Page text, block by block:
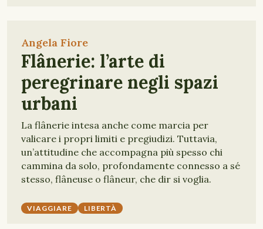
Angela Fiore
Flânerie: l’arte di
peregrinare negli spazi
urbani
La flânerie intesa anche come marcia per
valicare i propri limiti e pregiudizi. Tuttavia,
un’attitudine che accompagna più spesso chi
cammina da solo, profondamente connesso a sé
stesso, flâneuse o flâneur, che dir si voglia.
VIAGGIARE LIBERTÀ